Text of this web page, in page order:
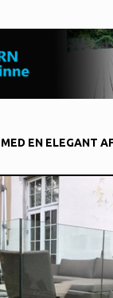
EN ELEGANT